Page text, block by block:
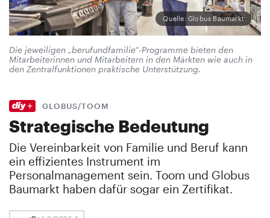
Quelle: Globus Baumarkt
Die jeweiligen „berufundfamilie“-Programme bieten den
Mitarbeiterinnen und Mitarbeitern in den Märkten wie auch in
den Zentralfunktionen praktische Unterstützung.
GLOBUS/TOOM
Strategische Bedeutung
Die Vereinbarkeit von Familie und Beruf kann
ein effizientes Instrument im
Personalmanagement sein. Toom und Globus
Baumarkt haben dafür sogar ein Zertifikat.